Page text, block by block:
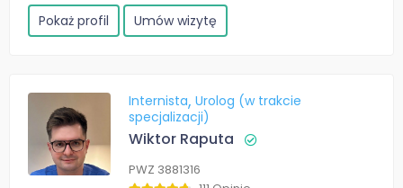
Pokaż profil Umów wizytę
Internista Urolog (w trakcie
specjalizacji)
Wiktor Raputa
PWZ 3881316